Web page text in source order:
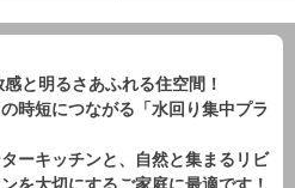
と明るさあふれる住空間！
時短につながる「水回り集中プラ
ーキッチンと、自然と集まるリビ